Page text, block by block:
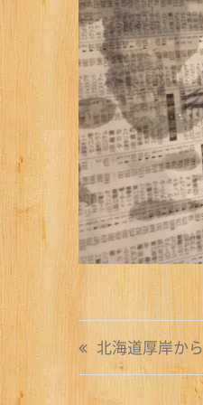
投
稿
北海道厚岸から